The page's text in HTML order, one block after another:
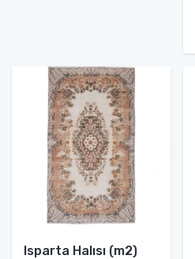
Isparta Halısı (m2)